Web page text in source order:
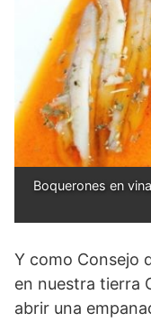
Boquerones en
Y como Consejo
en nuestra tierra
abrir una